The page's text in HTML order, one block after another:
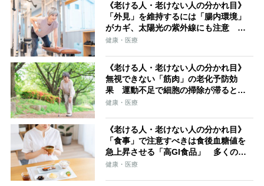
《老ける人・老けない人の分かれ目》
「外見」を維持するには「腸内環境」
がカギ、太陽光の紫外線にも注意 い
ちばんの秘訣は「規則正しい生活を送
健康・医療
《老ける人・老けない人の分かれ目》
無視できない「筋肉」の老化予防効
果 運動不足で細胞の掃除が滞ると体
内が“ゴミ屋敷化”、老化が進む負の連
健康・医療
《老ける人・老けない人の分かれ目》
「食事」で注意すべきは食後血糖値を
急上昇させる「高GI食品」 多くの食
材をバランスよく使う“カラフルな食
健康・医療